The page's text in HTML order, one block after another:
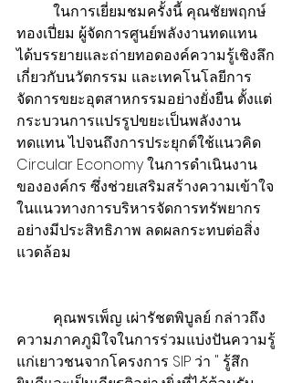
ในการเยี่ยมชมครั้งนี้ คุณชัยพฤกษ์
ทองเปี่ยม ผู้จัดการศูนย์พลังงานทดแทน
ได้บรรยายและถ่ายทอดองค์ความรู้เชิงลึก
เกี่ยวกับนวัตกรรม และเทคโนโลยีการ
จัดการขยะอุตสาหกรรมอย่างยั่งยืน ตั้งแต่
กระบวนการแปรรูปขยะเป็นพลังงาน
ทดแทน ไปจนถึงการประยุกต์ใช้แนวคิด
Circular Economy ในการดำเนินงาน
ขององค์กร ซึ่งช่วยเสริมสร้างความเข้าใจ
ในแนวทางการบริหารจัดการทรัพยากร
อย่างมีประสิทธิภาพ ลดผลกระทบต่อสิ่ง
แวดล้อม
คุณพรเพ็ญ เผ่ารัชตพิบูลย์ กล่าวถึง
ความภาคภูมิใจในการร่วมแบ่งปันความรู้
แก่เยาวชนจากโครงการ SIP ว่า " รู้สึก